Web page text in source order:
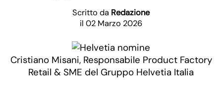
Scritto da Redazione
il 02 Marzo 2026
Cristiano Misani, Responsabile Product Factory
Retail & SME del Gruppo Helvetia Italia